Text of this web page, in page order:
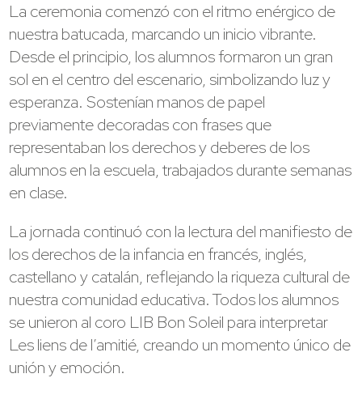
La ceremonia comenzó con el ritmo enérgico de
nuestra batucada, marcando un inicio vibrante.
Desde el principio, los alumnos formaron un gran
sol en el centro del escenario, simbolizando luz y
esperanza. Sostenían manos de papel
previamente decoradas con frases que
representaban los derechos y deberes de los
alumnos en la escuela, trabajados durante semanas
en clase.
La jornada continuó con la lectura del manifiesto de
los derechos de la infancia en francés, inglés,
castellano y catalán, reflejando la riqueza cultural de
nuestra comunidad educativa. Todos los alumnos
se unieron al coro LIB Bon Soleil para interpretar
Les liens de l’amitié, creando un momento único de
unión y emoción.